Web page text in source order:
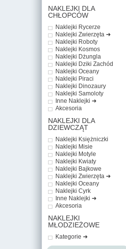
NAKLEJKI DLA
CHŁOPCÓW
Naklejki Rycerze
Naklejki Zwierzęta ➜
Naklejki Roboty
Naklejki Kosmos
Naklejki Dżungla
Naklejki Dziki Zachód
Naklejki Oceany
Naklejki Piraci
Naklejki Dinozaury
Naklejki Samoloty
Inne Naklejki ➜
Akcesoria
NAKLEJKI DLA
DZIEWCZĄT
Naklejki Księżniczki
Naklejki Misie
Naklejki Motyle
Naklejki Kwiaty
Naklejki Bajkowe
Naklejki Zwierzęta ➜
Naklejki Oceany
Naklejki Cyrk
Inne Naklejki ➜
Akcesoria
NAKLEJKI
MŁODZIEŻOWE
Kategorie ➜